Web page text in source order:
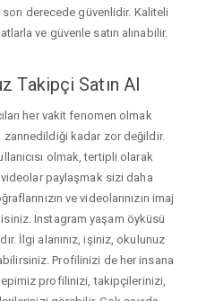
son derecede güvenlidir. Kaliteli
ve güvenle satın alınabilir.
Takipçi Satın Al
her vakit fenomen olmak
kadar zor değildir.
olmak, tertipli olarak
paylaşmak sizi daha
ve videolarınızın imaj
Instagram yaşam öyküsü
İlgi alanınız, işiniz, okulunuz
Profilinizi de her insana
profilinizi, takipçilerinizi,